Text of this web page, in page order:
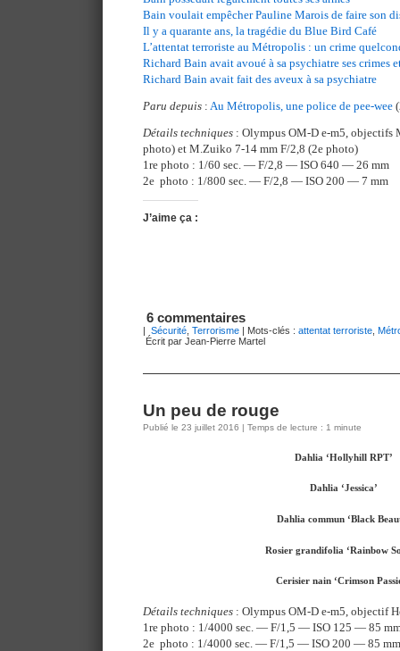
Bain voulait empêcher Pauline Marois de faire son
Il y a quarante ans, la tragédie du Blue Bird Café
L’attentat terroriste au Métropolis : un crime
Richard Bain avait avoué à sa psychiatre ses crimes
Richard Bain avait fait des aveux à sa psychiatre
Paru depuis : Au Métropolis, une police de pee-wee
Détails techniques : Olympus OM-D e-m5, objectifs
photo) et M.Zuiko 7-14 mm F/2,8 (2e photo)
1re photo : 1/60 sec. — F/2,8 — ISO 640 — 26 mm
2e photo : 1/800 sec. — F/2,8 — ISO 200 — 7 mm
J’aime ça :
6 commentaires
| Sécurité Terrorisme | Mots-clés : attentat terroriste
Écrit par Jean-Pierre Martel
Un peu de rouge
Publié le 23 juillet 2016 | Temps de lecture : 1 minute
Dahlia ‘Hollyhill RPT’
Dahlia ‘Jessica’
Dahlia commun ‘Black
Rosier grandifolia ‘Rainbow
Cerisier nain ‘Crimson
Détails techniques : Olympus OM-D e-m5, objectif
1re photo : 1/4000 sec. — F/1,5 — ISO 125 — 85
2e photo : 1/4000 sec. — F/1,5 — ISO 200 — 85 mm